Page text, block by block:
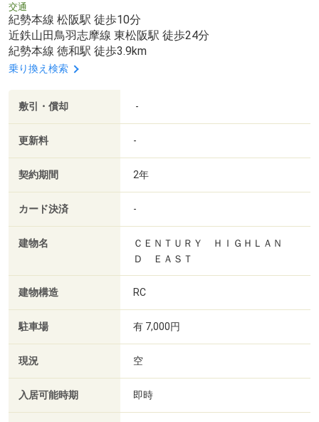
交通
紀勢本線 松阪駅 徒歩10分
近鉄山田鳥羽志摩線 東松阪駅 徒歩24分
紀勢本線 徳和駅 徒歩3.9km
乗り換え検索
敷引・償却 -
更新料 -
契約期間 2年
カード決済 -
建物名
ＣＥＮＴＵＲＹ ＨＩＧＨＬＡＮ
Ｄ ＥＡＳＴ
建物構造 RC
駐車場 有 7,000円
現況 空
入居可能時期 即時